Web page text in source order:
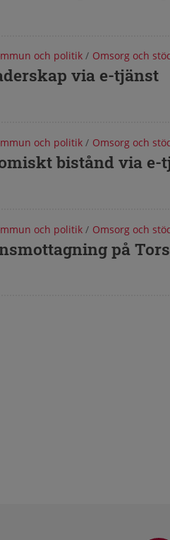
och politik / Omsorg och
via e-tjänst
och politik / Omsorg och
bistånd via e-
och politik / Omsorg och
på